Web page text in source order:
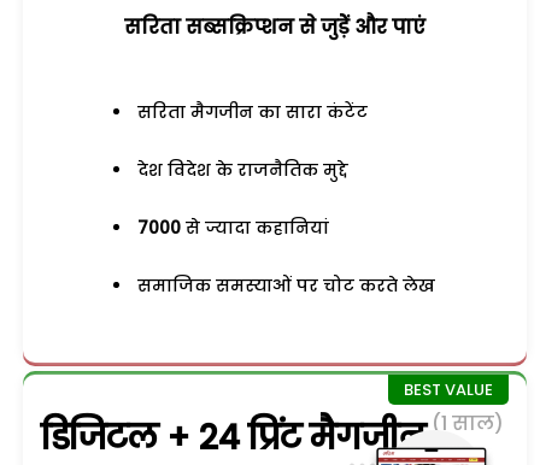
सरिता सब्सक्रिप्शन से जुड़ेें और पाएं
सरिता मैगजीन का सारा कंटेंट
देश विदेश के राजनैतिक मुद्दे
7000 से ज्यादा कहानियां
समाजिक समस्याओं पर चोट करते लेख
डिजिटल + 24 प्रिंट मैगजीन (1 साल)